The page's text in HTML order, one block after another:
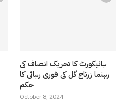
ہائیکورٹ کا تحریک انصاف کی
رہنما زرتاج گل کی فوری رہائی کا
حکم
October 8, 2024